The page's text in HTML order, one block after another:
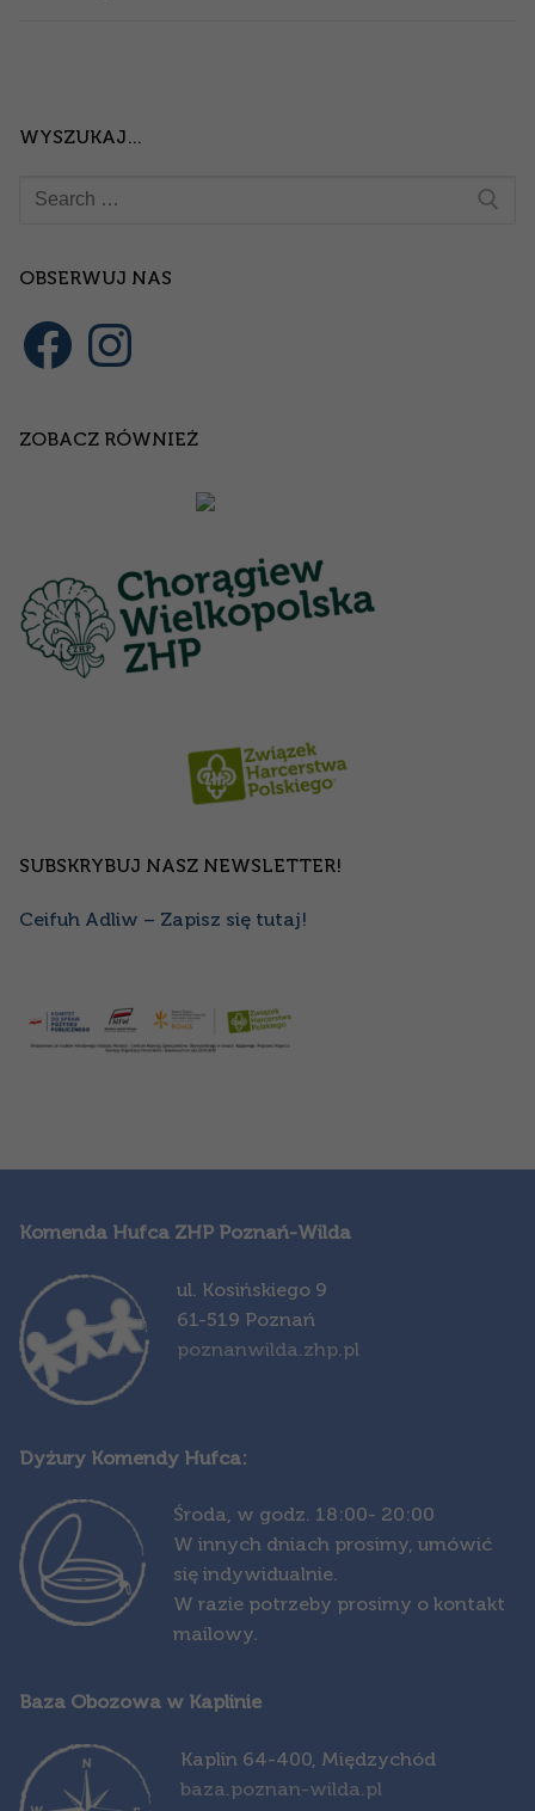
WYSZUKAJ…
Szukaj:
OBSERWUJ NAS
FacebookInstagram
ZOBACZ RÓWNIEŻ
SUBSKRYBUJ NASZ NEWSLETTER!
Ceifuh Adliw – Zapisz się tutaj!
Komenda Hufca ZHP Poznań-Wilda
ul. Kosińskiego 9
61-519 Poznań
poznanwilda.zhp.pl
Dyżury Komendy Hufca:
Środa, w godz. 18:00- 20:00
W innych dniach prosimy, umówić
się indywidualnie.
W razie potrzeby prosimy o kontakt
mailowy.
Baza Obozowa w Kaplinie
Kaplin 64-400, Międzychód
baza.poznan-wilda.pl